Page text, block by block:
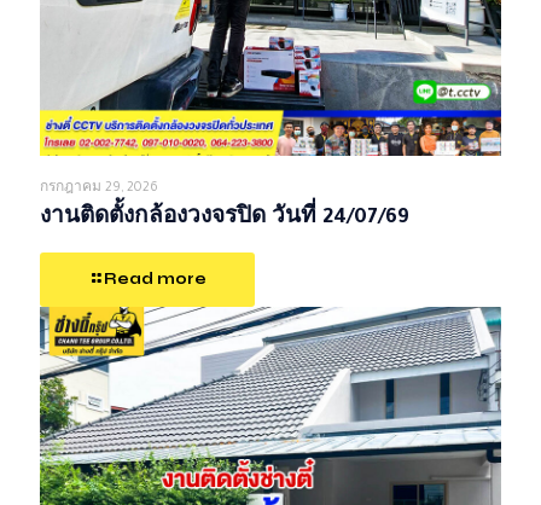
กรกฎาคม 29, 2026
งานติดตั้งกล้องวงจรปิด วันที่ 24/07/69
Read more